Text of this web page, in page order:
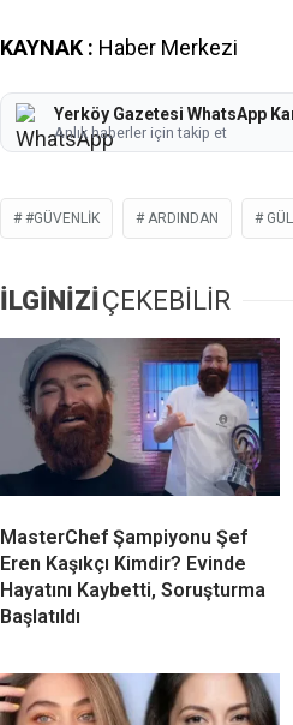
KAYNAK : Haber Merkezi
Yerköy Gazetesi WhatsApp
Anlık haberler için takip et
#GÜVENLIK ARDINDAN
İLGİNİZİ ÇEKEBİLİR
MasterChef Şampiyonu Şef
Eren Kaşıkçı Kimdir? Evinde
Hayatını Kaybetti, Soruşturma
Başlatıldı